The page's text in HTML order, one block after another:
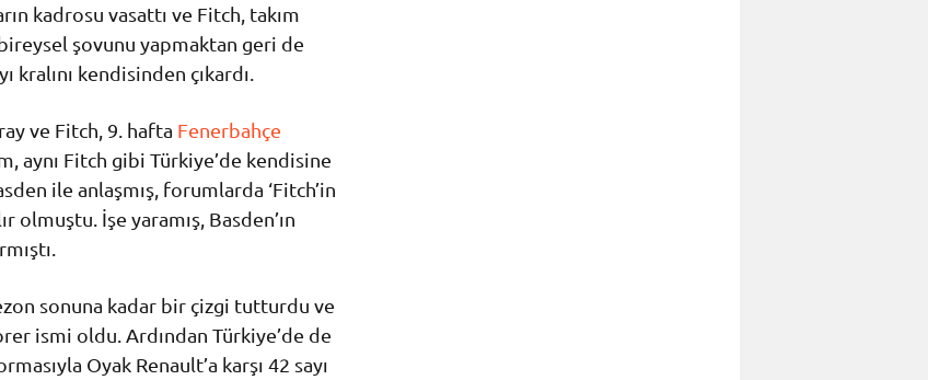
kadrosu vasattı ve Fitch, takım
şovunu yapmaktan geri de
kralını kendisinden çıkardı.
ve Fitch, 9. hafta Fenerbahçe
aynı Fitch gibi Türkiye’de kendisine
ile anlaşmış, forumlarda ‘Fitch’in
olmuştu. İşe yaramış, Basden’ın
sonuna kadar bir çizgi tutturdu ve
ismi oldu. Ardından Türkiye’de de
Oyak Renault’a karşı 42 sayı